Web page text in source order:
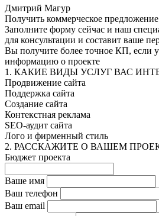
Дмитрий Магур
Получить коммерческое предложение
Заполните форму сейчас и наш
для консультации и составит ваше
Вы получите более точное КП, если
информацию о проекте
1. КАКИЕ ВИДЫ УСЛУГ ВАС
Продвижение сайта
Поддержка сайта
Создание сайта
Контекстная реклама
SEO-аудит сайта
Лого и фирменный стиль
2. РАССКАЖИТЕ О ВАШЕМ
Бюджет проекта
Ваше имя
Ваш телефон
Ваш email